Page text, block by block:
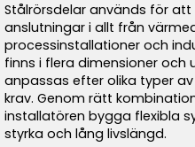
Stålrörsdelar används för
anslutningar i allt från
processinstallationer och
finns i flera dimensioner
anpassas efter olika typer
krav. Genom rätt
installatören bygga flexibla
styrka och lång livslängd.